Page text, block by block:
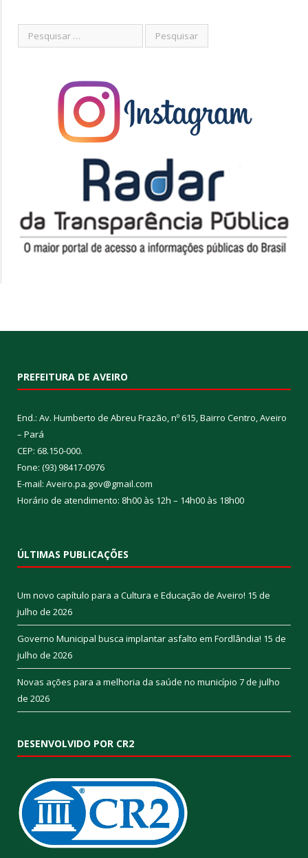
PREFEITURA DE AVEIRO
End.: Av. Humberto de Abreu Frazão, nº 615, Bairro Centro, Aveiro
– Pará
CEP: 68.150-000.
Fone: (93) 98417-0976
E-mail: Aveiro.pa.gov@gmail.com
Horário de atendimento: 8h00 às 12h – 14h00 às 18h00
ÚLTIMAS PUBLICAÇÕES
Um novo capítulo para a Cultura e Educação de Aveiro! 15 de
julho de 2026
Governo Municipal busca implantar asfalto em Fordlândia! 15 de
julho de 2026
Novas ações para a melhoria da saúde no município 7 de julho
de 2026
DESENVOLVIDO POR CR2